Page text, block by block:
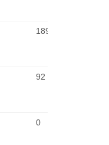
189
92
0